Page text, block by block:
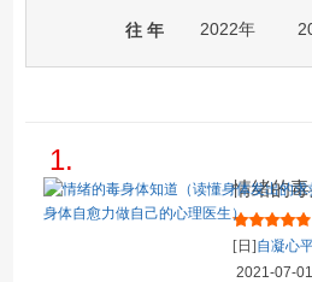
往 年 2022年
1.
情绪的
信号，
[日]自凝心
2021-07-01